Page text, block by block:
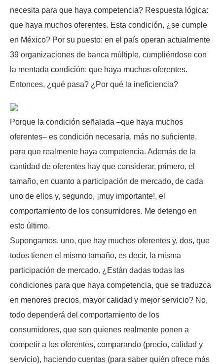
necesita para que haya competencia? Respuesta lógica:
que haya muchos oferentes. Esta condición, ¿se cumple
en México? Por su puesto: en el país operan actualmente
39 organizaciones de banca múltiple, cumpliéndose con
la mentada condición: que haya muchos oferentes.
Entonces, ¿qué pasa? ¿Por qué la ineficiencia?
Porque la condición señalada –que haya muchos
oferentes– es condición necesaria, más no suficiente,
para que realmente haya competencia. Además de la
cantidad de oferentes hay que considerar, primero, el
tamaño, en cuanto a participación de mercado, de cada
uno de ellos y, segundo, ¡muy importante!, el
comportamiento de los consumidores. Me detengo en
esto último.
Supongamos, uno, que hay muchos oferentes y, dos, que
todos tienen el mismo tamaño, es decir, la misma
participación de mercado. ¿Están dadas todas las
condiciones para que haya competencia, que se traduzca
en menores precios, mayor calidad y mejor servicio? No,
todo dependerá del comportamiento de los
consumidores, que son quienes realmente ponen a
competir a los oferentes, comparando (precio, calidad y
servicio), haciendo cuentas (para saber quién ofrece más